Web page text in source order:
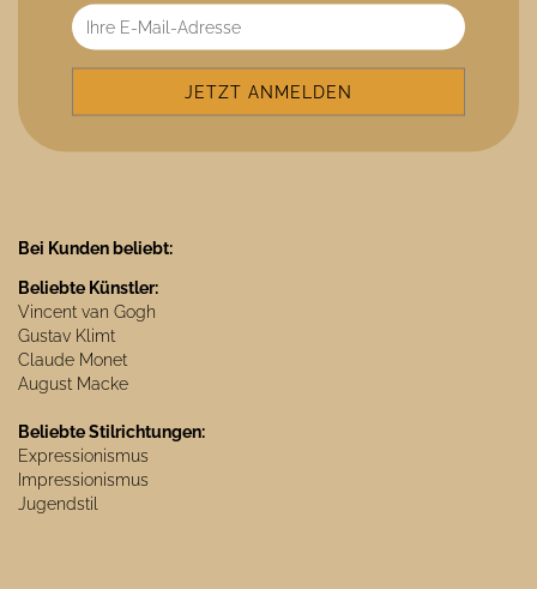
Bei Kunden beliebt:
Beliebte Künstler:
Vincent van Gogh
Gustav Klimt
Claude Monet
August Macke
Beliebte Stilrichtungen:
Expressionismus
Impressionismus
Jugendstil